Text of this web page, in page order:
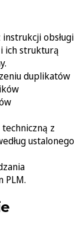
obsługi
ich strukturą
duplikatów
z
ustalonego
PLM.